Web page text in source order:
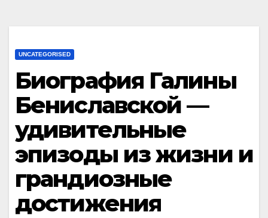
UNCATEGORISED
Биография Галины
Бениславской —
удивительные
эпизоды из жизни и
грандиозные
достижения